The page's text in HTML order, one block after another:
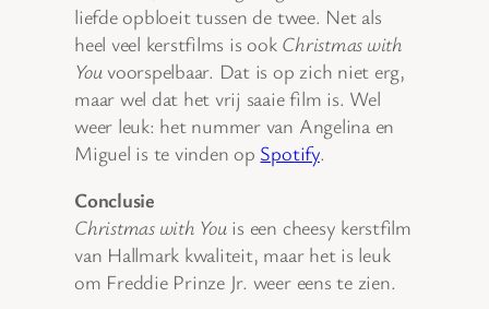
liefde opbloeit tussen de twee. Net als
heel veel kerstfilms is ook Christmas with
Youvoorspelbaar. Dat is op zich niet erg,
maar wel dat het vrij saaie film is. Wel
weer leuk: het nummer van Angelina en
Miguel is te vinden op Spotify.
Conclusie
Christmas with Youis een cheesy kerstfilm
van Hallmark kwaliteit, maar het is leuk
om Freddie Prinze Jr. weer eens te zien.